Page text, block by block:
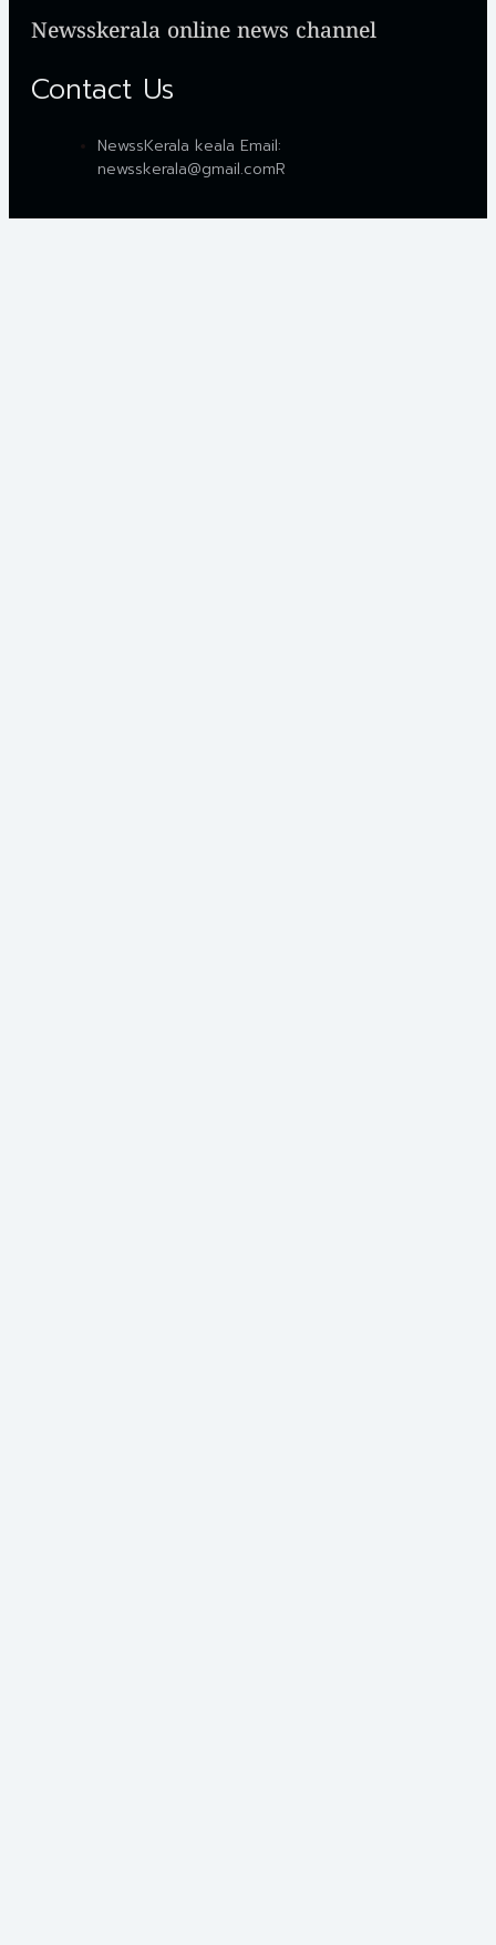
Newsskerala online news channel
Contact Us
NewssKerala keala Email:
newsskerala@gmail.comR